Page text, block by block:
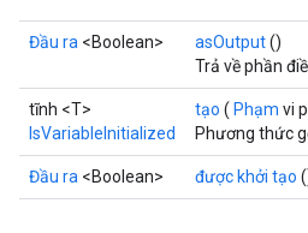
Đầu ra <Boolean> asOutput()
Trả về phần
tĩnh <T>
IsVariableInitialized
tạo ( Phạm vi
Phương thức
Đầu ra <Boolean> được khởi tạo